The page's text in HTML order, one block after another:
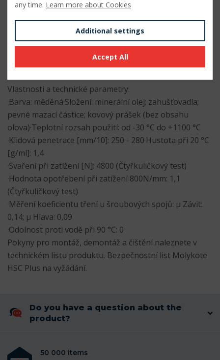
pro mazání šroubů na turbokompresorech dieselových
pro mazání šroubů na parních a plynových turbínách
Vlastnosti a technické parametry:
·Barva: měděná·Složení: minerální olej; zahušťovadla;
pevné mazací částice; kovový prášek (bez obsahu
olova)·Teplotní rozsah použití: od -30 °C do +1100 °C
·Klidová penetrace [mm/10]: 250 - 280·Hustota při 20 °C
[g/ml]: 1,4
·Svaření při zatížení [N]: 4800 (Čtyřkuličkový test)
·Hodnota opotřebení při zatížení 800N/mm: 1,1
(Čtyřkuličkový test)
·Měření koeficientu tření u šroubových spojů: µ Závit:
0,14; µ Hlava: 0,09
·Odolnost proti vodě při 90 °C: 0
Pokyny pro montáž, demontáž a čištění naleznete v
technickém listu produktu. Bezpečnostní list Molykote
HSC Plus na vyžádání.
Do you have a question about the
product?
50 000 items
any time. Learn more about Cookies
Additional settings
Accept All